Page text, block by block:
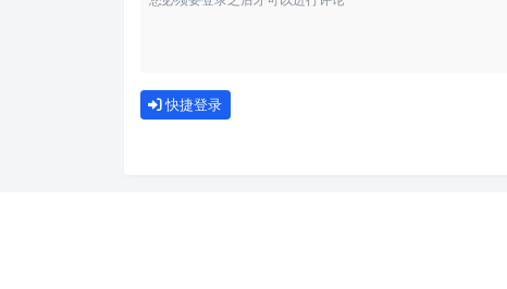
快捷登录